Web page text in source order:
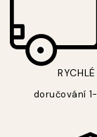
RYCHLÉ
doručování